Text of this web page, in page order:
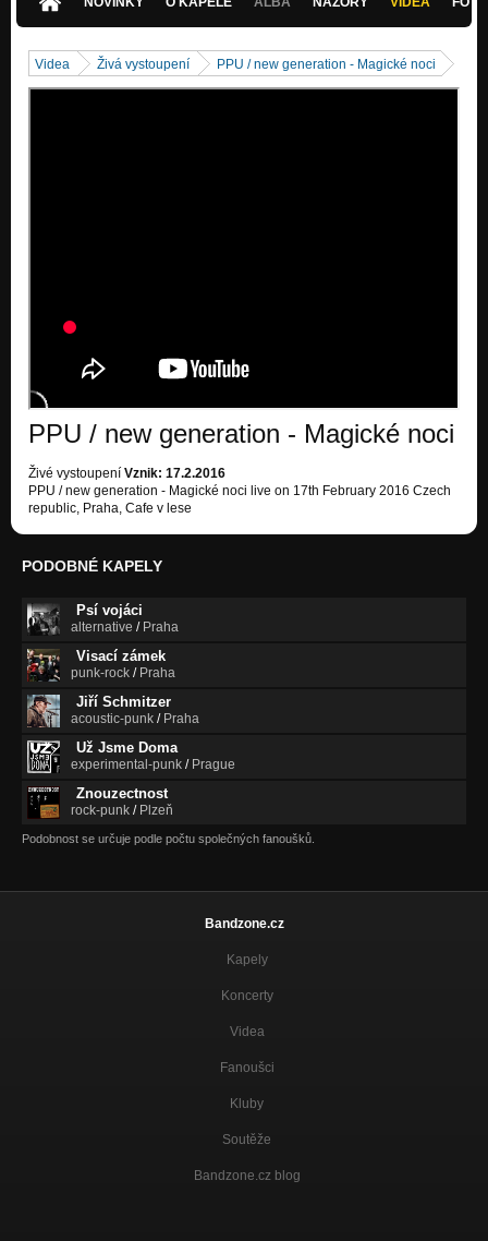
Videa Živá vystoupení PPU / new generation - Magické noci
PPU / new generation - Magické noci
Živé vystoupení Vznik: 17.2.2016
PPU / new generation - Magické noci live on 17th February 2016 Czech
republic, Praha, Cafe v lese
PODOBNÉ KAPELY
Psí vojáci
alternative / Praha
Visací zámek
punk-rock / Praha
Jiří Schmitzer
acoustic-punk / Praha
Už Jsme Doma
experimental-punk / Prague
Znouzectnost
rock-punk / Plzeň
Podobnost se určuje podle počtu společných fanoušků.
Bandzone.cz
Kapely
Koncerty
Videa
Fanoušci
Kluby
Soutěže
Bandzone.cz blog